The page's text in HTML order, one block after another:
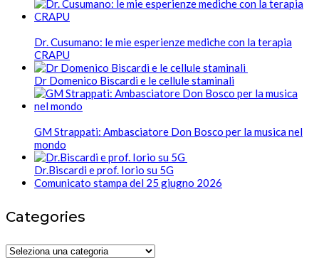
Dr. Cusumano: le mie esperienze mediche con la terapia
CRAPU
Dr Domenico Biscardi e le cellule staminali
GM Strappati: Ambasciatore Don Bosco per la musica nel
mondo
Dr.Biscardi e prof. Iorio su 5G
Comunicato stampa del 25 giugno 2026
Categories
Categories